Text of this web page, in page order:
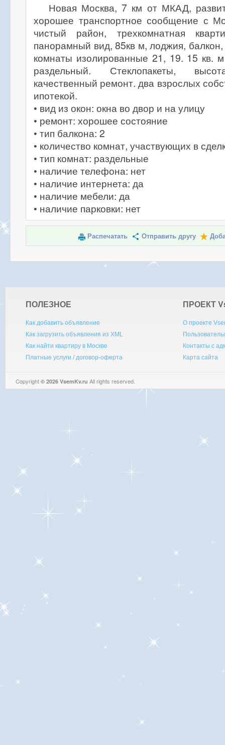
Новая Москва, 7 км от МКАД,
хорошее транспортное сообщение с
чистый район, трехкомнатная
панорамный вид, 85кв м, лоджия,
комнаты изолированные 21, 19. 15 кв.
раздельный. Стеклопакеты,
качественный ремонт. два взрослых
ипотекой.
• вид из окон: окна во двор и на улицу
• ремонт: хорошее состояние
• тип балкона: 2
• количество комнат, участвующих в
• тип комнат: раздельные
• наличие телефона: нет
• наличие интернета: да
• наличие мебели: да
• наличие парковки: нет
Распечатать Отправить другу
ПОЛЕЗНОЕ
Как добавить объявление
Как загрузить объявления из XML
Как найти квартиру в Москве
Платные услуги / договор-оферта
ПРОЕКТ V
О проекте
Контакты с
Карта сайта
Copyright © 2026 VsemKv.ru All rights reserved.